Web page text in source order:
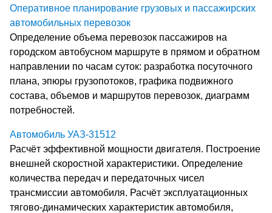
Оперативное планирование грузовых и пассажирских
автомобильных перевозок
Определение объема перевозок пассажиров на
городском автобусном маршруте в прямом и обратном
направлении по часам суток: разработка посуточного
плана, эпюры грузопотоков, графика подвижного
состава, объемов и маршрутов перевозок, диаграмм
потребностей.
Автомобиль УАЗ-31512
Расчёт эффективной мощности двигателя. Построение
внешней скоростной характеристики. Определение
количества передач и передаточных чисел
трансмиссии автомобиля. Расчёт эксплуатационных
тягово-динамических характеристик автомобиля,